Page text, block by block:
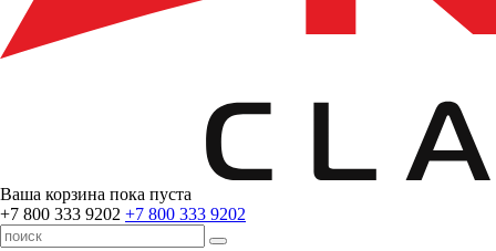
Ваша корзина пока пуста
+7 800 333 9202 +7 800 333 9202